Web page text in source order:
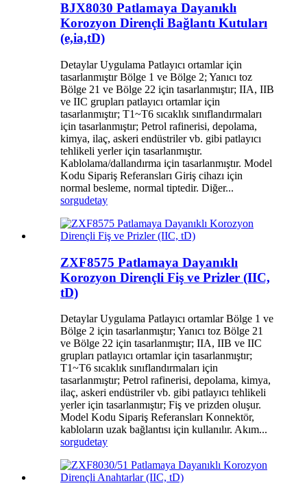
BJX8030 Patlamaya Dayanıklı
Korozyon Dirençli Bağlantı Kutuları
(e,ia,tD)
Detaylar Uygulama Patlayıcı ortamlar için
tasarlanmıştır Bölge 1 ve Bölge 2; Yanıcı toz
Bölge 21 ve Bölge 22 için tasarlanmıştır; IIA, IIB
ve IIC grupları patlayıcı ortamlar için
tasarlanmıştır; T1~T6 sıcaklık sınıflandırmaları
için tasarlanmıştır; Petrol rafinerisi, depolama,
kimya, ilaç, askeri endüstriler vb. gibi patlayıcı
tehlikeli yerler için tasarlanmıştır.
Kablolama/dallandırma için tasarlanmıştır. Model
Kodu Sipariş Referansları Giriş cihazı için
normal besleme, normal tiptedir. Diğer...
sorgudetay
ZXF8575 Patlamaya Dayanıklı
Korozyon Dirençli Fiş ve Prizler (IIC,
tD)
Detaylar Uygulama Patlayıcı ortamlar Bölge 1 ve
Bölge 2 için tasarlanmıştır; Yanıcı toz Bölge 21
ve Bölge 22 için tasarlanmıştır; IIA, IIB ve IIC
grupları patlayıcı ortamlar için tasarlanmıştır;
T1~T6 sıcaklık sınıflandırmaları için
tasarlanmıştır; Petrol rafinerisi, depolama, kimya,
ilaç, askeri endüstriler vb. gibi patlayıcı tehlikeli
yerler için tasarlanmıştır; Fiş ve prizden oluşur.
Model Kodu Sipariş Referansları Konnektör,
kabloların uzak bağlantısı için kullanılır. Akım...
sorgudetay